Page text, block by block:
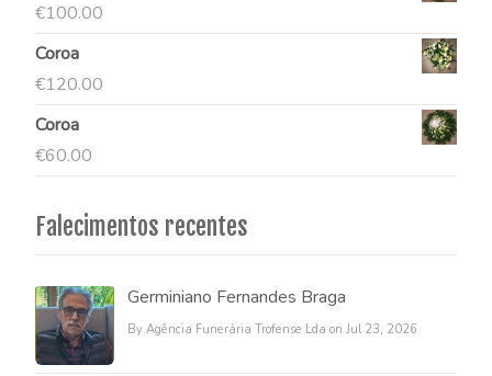
€100.00
Coroa
€120.00
Coroa
€60.00
Falecimentos recentes
Germiniano Fernandes Braga
By Agência Funerária Trofense Lda on Jul 23, 2026